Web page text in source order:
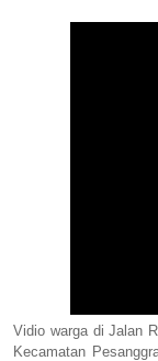
Vidio warga di Jalan
Kecamatan